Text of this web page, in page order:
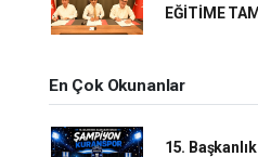
EĞİTİME
En Çok Okunanlar
15.